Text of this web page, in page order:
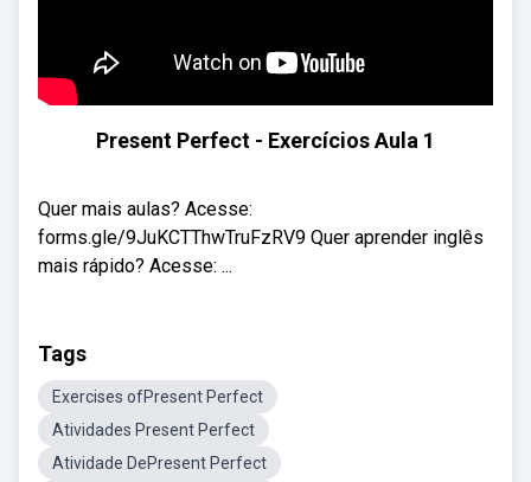
Present Perfect - Exercícios Aula 1
Quer mais aulas? Acesse:
forms.gle/9JuKCTThwTruFzRV9 Quer aprender inglês
mais rápido? Acesse: ...
Tags
Exercises ofPresent Perfect
Atividades Present Perfect
Atividade DePresent Perfect